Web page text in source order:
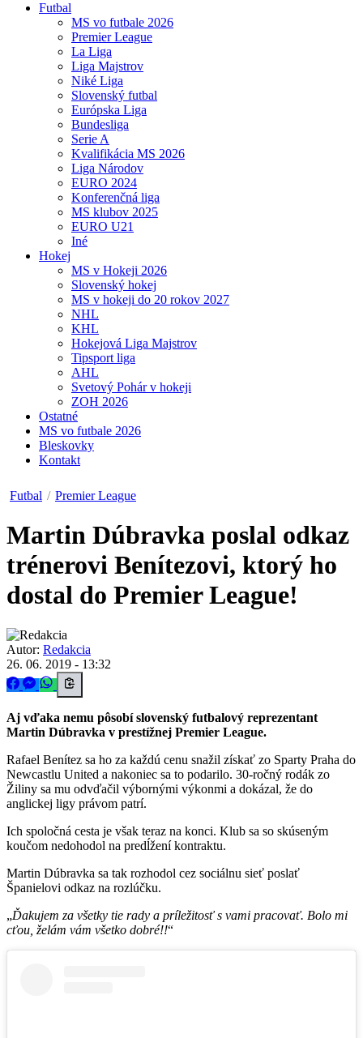
Futbal
MS vo futbale 2026
Premier League
La Liga
Liga Majstrov
Niké Liga
Slovenský futbal
Európska Liga
Bundesliga
Serie A
Kvalifikácia MS 2026
Liga Národov
EURO 2024
Konferenčná liga
MS klubov 2025
EURO U21
Iné
Hokej
MS v Hokeji 2026
Slovenský hokej
MS v hokeji do 20 rokov 2027
NHL
KHL
Hokejová Liga Majstrov
Tipsport liga
AHL
Svetový Pohár v hokeji
ZOH 2026
Ostatné
MS vo futbale 2026
Bleskovky
Kontakt
Futbal / Premier League
Martin Dúbravka poslal odkaz
trénerovi Benítezovi, ktorý ho
dostal do Premier League!
Autor: Redakcia
26. 06. 2019 - 13:32
Aj vďaka nemu pôsobí slovenský futbalový reprezentant
Martin Dúbravka v prestížnej Premier League.
Rafael Benítez sa ho za každú cenu snažil získať zo Sparty Praha do
Newcastlu United a nakoniec sa to podarilo. 30-ročný rodák zo
Žiliny sa mu odvďačil výbornými výkonmi a dokázal, že do
anglickej ligy právom patrí.
Ich spoločná cesta je však teraz na konci. Klub sa so skúseným
koučom nedohodol na predĺžení kontraktu.
Martin Dúbravka sa tak rozhodol cez sociálnu sieť poslať
Španielovi odkaz na rozlúčku.
Ďakujem za všetky tie rady a príležitosť s vami pracovať. Bolo mi
cťou, želám vám všetko dobré!!